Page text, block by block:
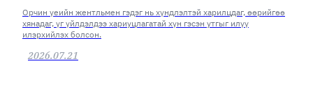
Орчин үеийн жентльмен гэдэг нь хүндлэлтэй харилцдаг, өөрийгөө
хянадаг, үг үйлдэлдээ хариуцлагатай хүн гэсэн утгыг илүү
илэрхийлэх болсон.
2026.07.21